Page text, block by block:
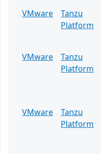
VMware
Tanzu
Platform
VMware
Tanzu
Platform
VMware
Tanzu
Platform